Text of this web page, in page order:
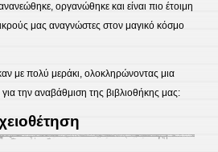
οργανώθηκε και είναι πιο έτοιμη
μας αναγνώστες στον μαγικό κόσμο
με πολύ μεράκι, ολοκληρώνοντας μια
την αναβάθμιση της βιβλιοθήκης μας: